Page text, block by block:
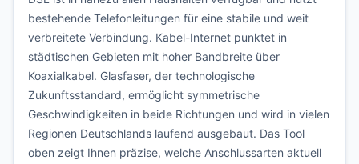
bestehende Telefonleitungen für eine stabile und weit
verbreitete Verbindung. Kabel-Internet punktet in
städtischen Gebieten mit hoher Bandbreite über
Koaxialkabel. Glasfaser, der technologische
Zukunftsstandard, ermöglicht symmetrische
Geschwindigkeiten in beide Richtungen und wird in vielen
Regionen Deutschlands laufend ausgebaut. Das Tool
oben zeigt Ihnen präzise, welche Anschlussarten aktuell